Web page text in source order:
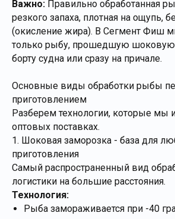
Важно: Правильно обработанная
резкого запаха, плотная на ощупь,
(окисление жира). В Сегмент Фиш
только рыбу, прошедшую шоковую
борту судна или сразу на причале.
Основные виды обработки рыбы
приготовлением
Разберем технологии, которые мы
оптовых поставках.
1. Шоковая заморозка - база для
приготовления
Самый распространенный вид
логистики на большие расстояния.
Технология:
Рыба замораживается при -40